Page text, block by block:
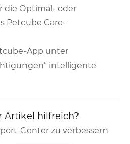
die Optimal- oder
Petcube Care-
App unter
intelligente
Artikel hilfreich?
Center zu verbessern